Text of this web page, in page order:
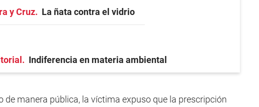
y Cruz La ñata contra el vidrio
Indiferencia en materia ambiental
de manera pública, la víctima expuso que la prescripción